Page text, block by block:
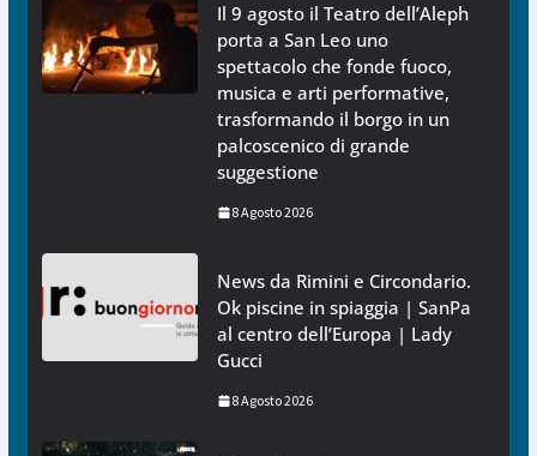
Il 9 agosto il Teatro dell’Aleph
porta a San Leo uno
spettacolo che fonde fuoco,
musica e arti performative,
trasformando il borgo in un
palcoscenico di grande
suggestione
8 Agosto 2026
News da Rimini e Circondario.
Ok piscine in spiaggia | SanPa
al centro dell’Europa | Lady
Gucci
8 Agosto 2026